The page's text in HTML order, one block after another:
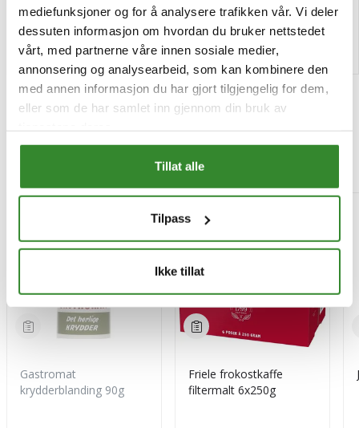
mediefunksjoner og for å analysere trafikken vår. Vi deler
dessuten informasjon om hvordan du bruker nettstedet
vårt, med partnerne våre innen sosiale medier,
annonsering og analysearbeid, som kan kombinere den
med annen informasjon du har gjort tilgjengelig for dem,
eller som de har samlet inn gjennom din bruk av
Tillat alle
Tilpass
Ikke tillat
Gastromat
krydderblanding 90g
Friele frokostkaffe
filtermalt 6x250g